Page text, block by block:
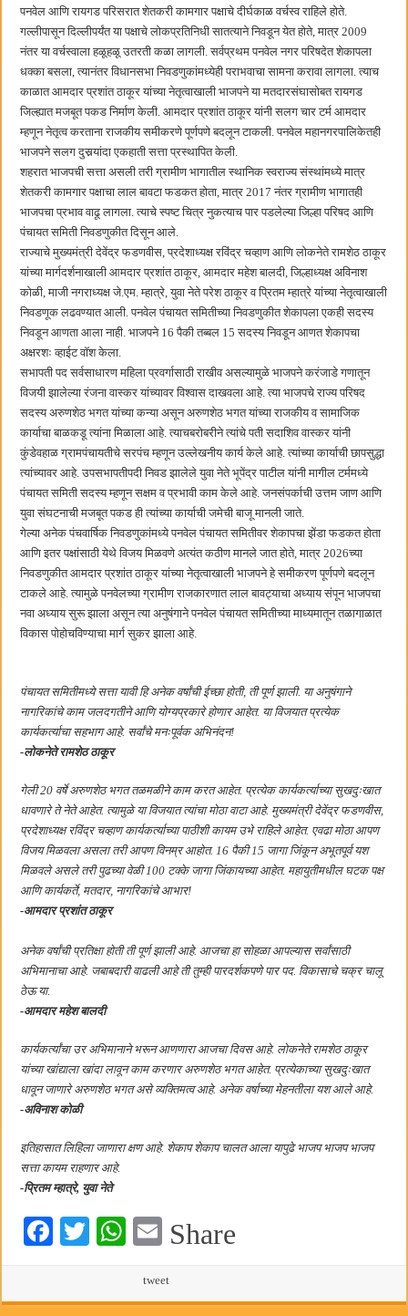
पनवेल आणि रायगड परिसरात शेतकरी कामगार पक्षाचे दीर्घकाळ वर्चस्व राहिले होते.
गल्लीपासून दिल्लीपर्यंत या पक्षाचे लोकप्रतिनिधी सातत्याने निवडून येत होते, मात्र 2009
नंतर या वर्चस्वाला हळूहळू उतरती कळा लागली. सर्वप्रथम पनवेल नगर परिषदेत शेकापला
धक्का बसला, त्यानंतर विधानसभा निवडणुकांमध्येही पराभवाचा सामना करावा लागला. त्याच
काळात आमदार प्रशांत ठाकूर यांच्या नेतृत्वाखाली भाजपने या मतदारसंघासोबत रायगड
जिल्ह्यात मजबूत पकड निर्माण केली. आमदार प्रशांत ठाकूर यांनी सलग चार टर्म आमदार
म्हणून नेतृत्व करताना राजकीय समीकरणे पूर्णपणे बदलून टाकली. पनवेल महानगरपालिकेतही
भाजपने सलग दुसर्‍यांदा एकहाती सत्ता प्रस्थापित केली.
शहरात भाजपची सत्ता असली तरी ग्रामीण भागातील स्थानिक स्वराज्य संस्थांमध्ये मात्र
शेतकरी कामगार पक्षाचा लाल बावटा फडकत होता, मात्र 2017 नंतर ग्रामीण भागातही
भाजपचा प्रभाव वाढू लागला. त्याचे स्पष्ट चित्र नुकत्याच पार पडलेल्या जिल्हा परिषद आणि
पंचायत समिती निवडणुकीत दिसून आले.
राज्याचे मुख्यमंत्री देवेंद्र फडणवीस, प्रदेशाध्यक्ष रविंद्र चव्हाण आणि लोकनेते रामशेठ ठाकूर
यांच्या मार्गदर्शनाखाली आमदार प्रशांत ठाकूर, आमदार महेश बालदी, जिल्हाध्यक्ष अविनाश
कोळी, माजी नगराध्यक्ष जे.एम. म्हात्रे, युवा नेते परेश ठाकूर व प्रितम म्हात्रे यांच्या नेतृत्वाखाली
निवडणूक लढवण्यात आली. पनवेल पंचायत समितीच्या निवडणुकीत शेकापला एकही सदस्य
निवडून आणता आला नाही. भाजपने 16 पैकी तब्बल 15 सदस्य निवडून आणत शेकापचा
अक्षरशः व्हाईट वॉश केला.
सभापती पद सर्वसाधारण महिला प्रवर्गासाठी राखीव असल्यामुळे भाजपने करंजाडे गणातून
विजयी झालेल्या रंजना वास्कर यांच्यावर विश्वास दाखवला आहे. त्या भाजपचे राज्य परिषद
सदस्य अरुणशेठ भगत यांच्या कन्या असून अरुणशेठ भगत यांच्या राजकीय व सामाजिक
कार्याचा बाळकडू त्यांना मिळाला आहे. त्याचबरोबरीने त्यांचे पती सदाशिव वास्कर यांनी
कुंडेवहाळ ग्रामपंचायतीचे सरपंच म्हणून उल्लेखनीय कार्य केले आहे. त्यांच्या कार्याची छापसुद्धा
त्यांच्यावर आहे. उपसभापतीपदी निवड झालेले युवा नेते भूपेंद्र पाटील यांनी मागील टर्ममध्ये
पंचायत समिती सदस्य म्हणून सक्षम व प्रभावी काम केले आहे. जनसंपर्काची उत्तम जाण आणि
युवा संघटनाची मजबूत पकड ही त्यांच्या कार्याची जमेची बाजू मानली जाते.
गेल्या अनेक पंचवार्षिक निवडणुकांमध्ये पनवेल पंचायत समितीवर शेकापचा झेंडा फडकत होता
आणि इतर पक्षांसाठी येथे विजय मिळवणे अत्यंत कठीण मानले जात होते, मात्र 2026च्या
निवडणुकीत आमदार प्रशांत ठाकूर यांच्या नेतृत्वाखाली भाजपने हे समीकरण पूर्णपणे बदलून
टाकले आहे. त्यामुळे पनवेलच्या ग्रामीण राजकारणात लाल बावट्याचा अध्याय संपून भाजपचा
नवा अध्याय सुरू झाला असून त्या अनुषंगाने पनवेल पंचायत समितीच्या माध्यमातून तळागाळात
विकास पोहोचविण्याचा मार्ग सुकर झाला आहे.
पंचायत समितीमध्ये सत्ता यावी हि अनेक वर्षांची ईच्छा होती, ती पूर्ण झाली. या अनुषंगाने
नागरिकांचे काम जलदगतीने आणि योग्यप्रकारे होणार आहेत. या विजयात प्रत्येक
कार्यकर्त्याचा सहभाग आहे. सर्वांचे मनःपूर्वक अभिनंदन!
-लोकनेते रामशेठ ठाकूर
गेली 20 वर्षे अरुणशेठ भगत तळमळीने काम करत आहेत. प्रत्येक कार्यकर्त्याच्या सुखदुःखात
धावणारे ते नेते आहेत. त्यामुळे या विजयात त्यांचा मोठा वाटा आहे. मुख्यमंत्री देवेंद्र फडणवीस,
प्रदेशाध्यक्ष रविंद्र चव्हाण कार्यकर्त्याच्या पाठीशी कायम उभे राहिले आहेत. एवढा मोठा आपण
विजय मिळवला असला तरी आपण विनम्र आहोत. 16 पैकी 15 जागा जिंकून अभूतपूर्व यश
मिळवले असले तरी पुढच्या वेळी 100 टक्के जागा जिंकायच्या आहेत. महायुतीमधील घटक पक्ष
आणि कार्यकर्ते, मतदार, नागरिकांचे आभार!
-आमदार प्रशांत ठाकूर
अनेक वर्षांची प्रतिक्षा होती ती पूर्ण झाली आहे. आजचा हा सोहळा आपल्यास सर्वांसाठी
अभिमानाचा आहे. जबाबदारी वाढली आहे ती तुम्ही पारदर्शकपणे पार पद. विकासाचे चक्र चालू
ठेऊ या.
-आमदार महेश बालदी
कार्यकर्त्यांचा उर अभिमानाने भरून आणणारा आजचा दिवस आहे. लोकनेते रामशेठ ठाकूर
यांच्या खांद्याला खांदा लावून काम करणार अरुणशेठ भगत आहेत. प्रत्येकाच्या सुखदुःखात
धावून जाणारे अरुणशेठ भगत असे व्यक्तिमत्व आहे. अनेक वर्षाच्या मेहनतीला यश आले आहे.
-अविनाश कोळी
इतिहासात लिहिला जाणारा क्षण आहे. शेकाप शेकाप चालत आला यापुढे भाजप भाजप भाजप
सत्ता कायम राहणार आहे.
-प्रितम म्हात्रे, युवा नेते
Fa T
W
ts
E
ail
Share
tweet